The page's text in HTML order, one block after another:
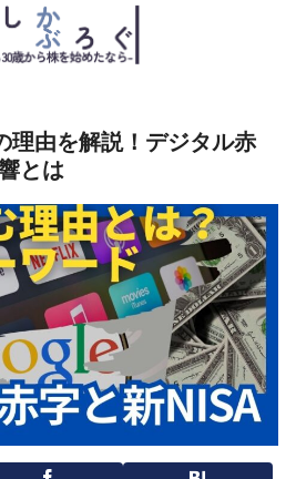
理由を解説！デジタル赤
とは